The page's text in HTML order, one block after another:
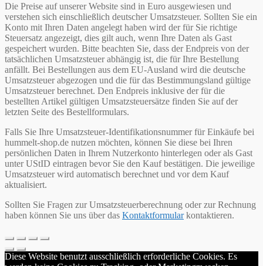
Die Preise auf unserer Website sind in Euro ausgewiesen und
verstehen sich einschließlich deutscher Umsatzsteuer. Sollten Sie ein
Konto mit Ihren Daten angelegt haben wird der für Sie richtige
Steuersatz angezeigt, dies gilt auch, wenn Ihre Daten als Gast
gespeichert wurden. Bitte beachten Sie, dass der Endpreis von der
tatsächlichen Umsatzsteuer abhängig ist, die für Ihre Bestellung
anfällt. Bei Bestellungen aus dem EU-Ausland wird die deutsche
Umsatzsteuer abgezogen und die für das Bestimmungsland gültige
Umsatzsteuer berechnet. Den Endpreis inklusive der für die
bestellten Artikel gültigen Umsatzsteuersätze finden Sie auf der
letzten Seite des Bestellformulars.
Falls Sie Ihre Umsatzsteuer-Identifikationsnummer für Einkäufe bei
hummelt-shop.de nutzen möchten, können Sie diese bei Ihren
persönlichen Daten in Ihrem Nutzerkonto hinterlegen oder als Gast
unter UStID eintragen bevor Sie den Kauf bestätigen. Die jeweilige
Umsatzsteuer wird automatisch berechnet und vor dem Kauf
aktualisiert.
Sollten Sie Fragen zur Umsatzsteuerberechnung oder zur Rechnung
haben können Sie uns über das Kontaktformularkontaktieren.
Diese Website benutzt ausschließlich erforderliche Cookies. Es